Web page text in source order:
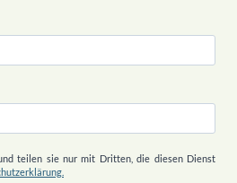
teilen sie nur mit Dritten, die diesen Dienst